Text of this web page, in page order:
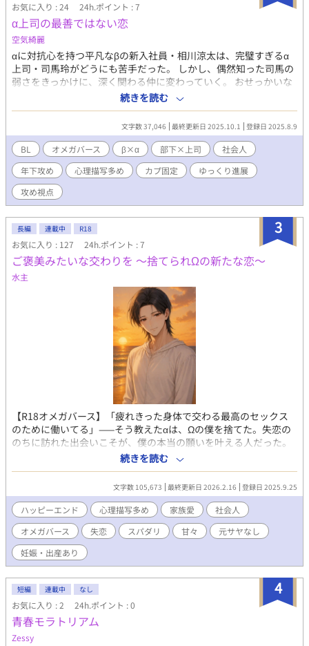
お気に入り : 24 24h.ポイント : 7
α上司の最善ではない恋
空気綺麗
αに対抗心を持つ平凡なβの新入社員・相川涼太は、完璧すぎるα
上司・司馬玲がどうにも苦手だった。 しかし、偶然知った司馬の
弱さをきっかけに、深く関わる仲に変わっていく。 おせっかいな
凡人βと不器用なスパダリαが紡ぐ、最善ではない恋の行方。
β×α、カプ固定の社会人オメガバースBL。 α受けが好きで書き始
めました。 なかなかBLらしい描写まで辿り着きませんので、ご了
承ください。 毎週水・土曜日21時更新予定 ※本業が忙しく、落ち
着くまで更新頻度が下がります。
続きを読む
文字数 37,046 最終更新日 2025.10.1 登録日 2025.8.9
BL オメガバース β×α 部下×上司
社会人
年下攻め
心理描写多め カプ固定
ゆっくり進展
攻め視点
3
長編 連載中 R18
お気に入り : 127 24h.ポイント : 7
ご褒美みたいな交わりを 〜捨てられΩの新たな恋〜
水主
【R18オメガバース】「疲れきった身体で交わる最高のセックス
のために働いてる」——そう教えたαは、Ωの僕を捨てた。失恋の
のちに訪れた出会いこそが、僕の本当の願いを叶える人だった。
✦オリジナル要素を含むオメガバース✦ハッピーエンド保証✦唐突
にR18描写が入ります。序盤は控えめ、後半は甘々溺愛Rシーンで
す。ラストは、クズ男の独白。 ▶︎完結後について 本作は、アルフ
ァポリスのほかにムーンライトノベルズにも投稿しております。
アルファポリス版では“余韻”を大切にして掲載を控えたお話を、
ムーンライト版では少し踏み込んで描いております。 お時間があ
りましたら、そちらものぞいていただけると嬉しいです。 閑話
木曜日 https://novel18.syosetu.com/n2704kx/24 報告
https://novel18.syosetu.com/n2704kx/25/ お宅訪問
ところで完結としましたが、今後は、ゆっくりペースでショート
ストーリーを追加していくつもりです。 今後ともよろしくお願い
します。
続きを読む
文字数 105,673 最終更新日 2026.2.16 登録日 2025.9.25
ハッピーエンド 心理描写多め 家族愛
社会人
オメガバース
失恋 スパダリ 甘々
元サヤなし
妊娠・出産あり
4
短編 連載中 なし
お気に入り : 2 24h.ポイント : 0
青春モラトリアム
Zessy